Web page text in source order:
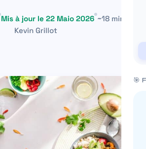
🎯
Mis à jour le 22 Maio 2026 ~18 min
Kevin Grillot